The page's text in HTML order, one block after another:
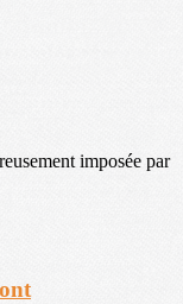
imposée par